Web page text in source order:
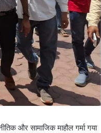
और सामाजिक माहौल गर्मा गया